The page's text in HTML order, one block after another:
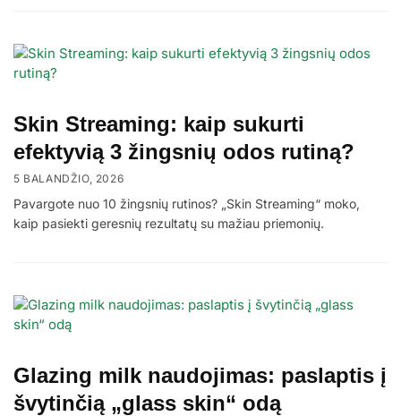
Skin Streaming: kaip sukurti
efektyvią 3 žingsnių odos rutiną?
5 BALANDŽIO, 2026
Pavargote nuo 10 žingsnių rutinos? „Skin Streaming“ moko,
kaip pasiekti geresnių rezultatų su mažiau priemonių.
Glazing milk naudojimas: paslaptis į
švytinčią „glass skin“ odą